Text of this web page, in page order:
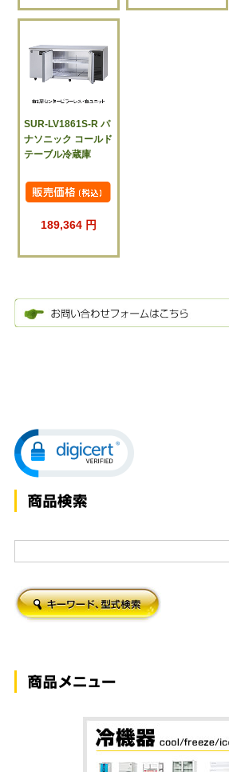
SUR-LV1861S-R パ
ナソニック コールド
テーブル冷蔵庫
189,364 円